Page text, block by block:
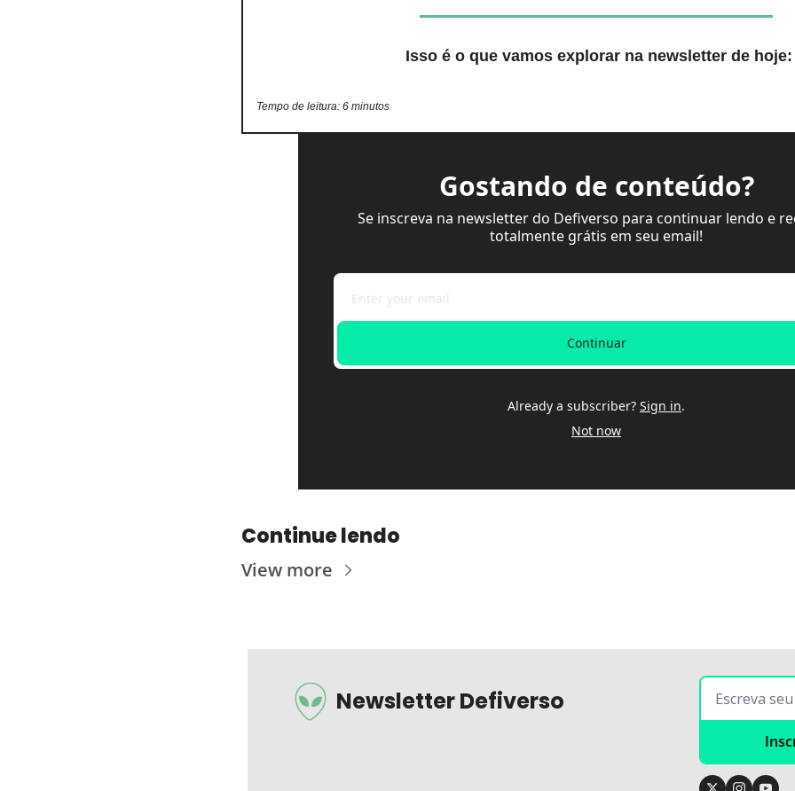
Isso é o que vamos explorar na newsletter de hoje:
Tempo de leitura: 6 minutos
Gostando de conteúdo?
Se inscreva na newsletter do Defiverso para continuar lendo e
totalmente grátis em seu email!
Continuar
Already a subscriber? Sign in.
Not now
Continue lendo
View more
Newsletter Defiverso